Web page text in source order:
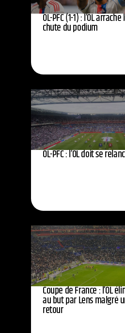
OL-PFC (1-1) : l’OL
chute du podium
OL-PFC : l’OL doit se
Coupe de France : l’OL
au but par Lens malgré
retour